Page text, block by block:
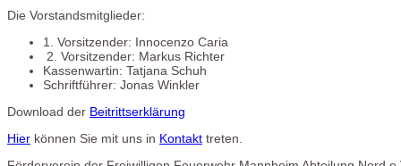
Die Vorstandsmitglieder:
1. Vorsitzender: Innocenzo Caria
2. Vorsitzender: Markus Richter
Kassenwartin: Tatjana Schuh
Schriftführer: Jonas Winkler
Download der Beitrittserklärung
Hier können Sie mit uns in Kontakt treten.